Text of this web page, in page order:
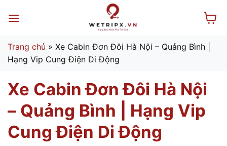
qua
dung
Trang chủ » Xe Cabin Đơn Đôi Hà Nội – Quảng Bình |
Hạng Vip Cung Điện Di Động
Xe Cabin Đơn Đôi Hà Nội
– Quảng Bình | Hạng Vip
Cung Điện Di Động